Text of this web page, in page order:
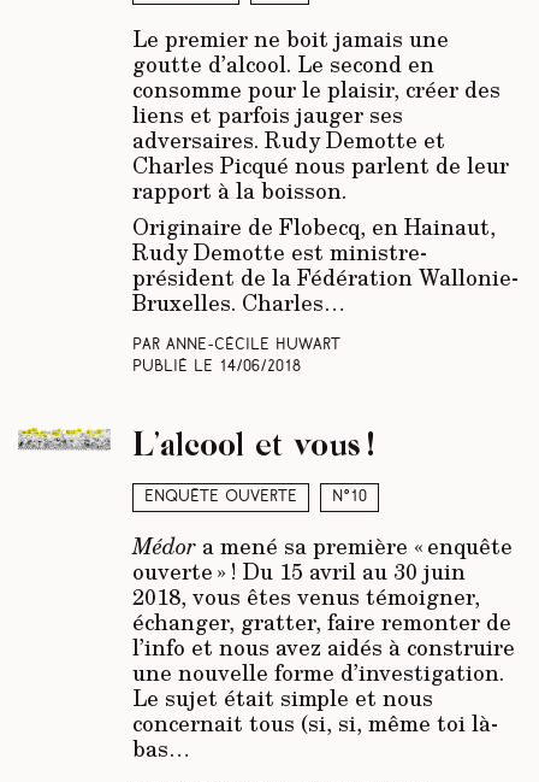
Le premier ne boit jamais une
goutte d’alcool. Le second en
consomme pour le plaisir, créer des
liens et parfois jauger ses
adversaires. Rudy Demotte et
Charles Picqué nous parlent de leur
rapport à la boisson.
Originaire de Flobecq, en Hainaut,
Rudy Demotte est ministre-
président de la Fédération Wallonie-
Bruxelles. Charles…
Par Anne-Cécile Huwart
Publié le 14/06/2018
Enquête ouverte N°10
L’alcool et vous !
Médora mené sa première « enquête
ouverte » ! Du 15 avril au 30 juin
2018, vous êtes venus témoigner,
échanger, gratter, faire remonter de
l’info et nous avez aidés à construire
une nouvelle forme d’investigation.
Le sujet était simple et nous
concernait tous (si, si, même toi là-
bas…